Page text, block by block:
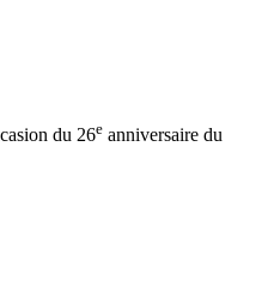
du 26e anniversaire du